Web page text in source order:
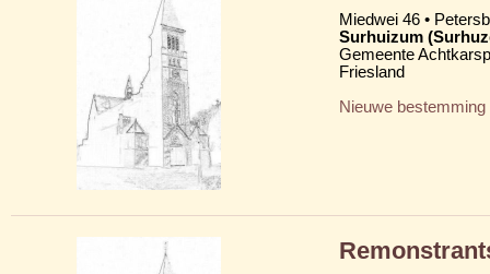
Miedwei 46 •
Surhuizum
Gemeente
Friesland
Nieuwe bestemming